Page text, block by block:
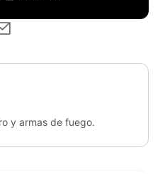
y armas de fuego.